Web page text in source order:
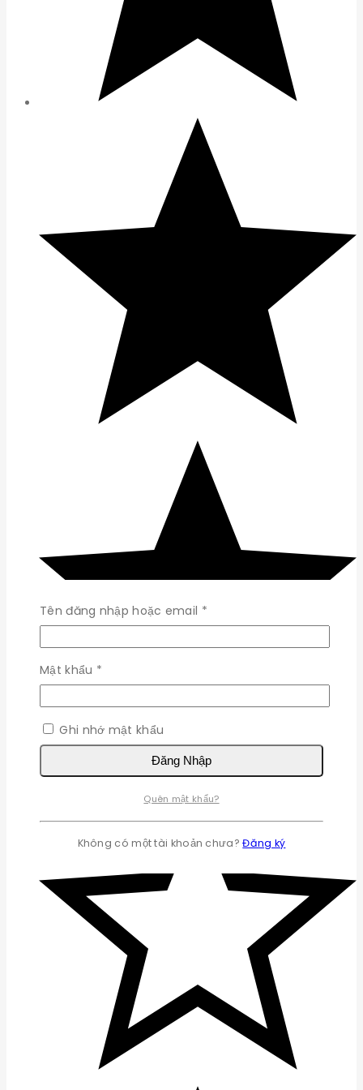
Tên đăng nhập hoặc email *Bắt
buộc
Mật khẩu *
buộc
Ghi nhớ mật khẩu
Đăng Nhập
Quên mật khẩu?
Không có một tài khoản chưa?Đăng ký